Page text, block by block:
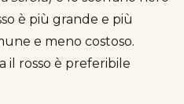
è più grande e più
e meno costoso.
il rosso è preferibile